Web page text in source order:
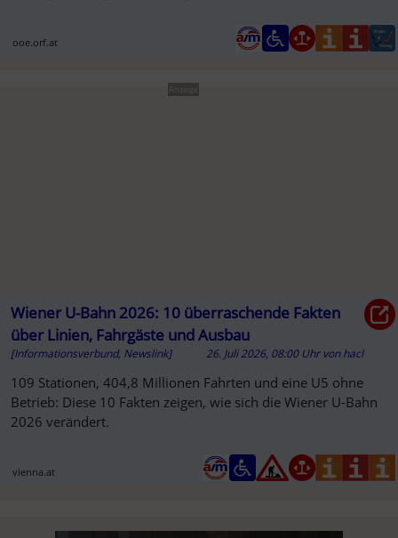
ooe.orf.at
Anzeige
Wiener U-Bahn 2026: 10 überraschende Fakten
über Linien, Fahrgäste und Ausbau
[Informationsverbund, Newslink] 26. Juli 2026, 08:00 Uhr vonhacl
109 Stationen, 404,8 Millionen Fahrten und eine U5 ohne
Betrieb: Diese 10 Fakten zeigen, wie sich die Wiener U-Bahn
2026 verändert.
vienna.at